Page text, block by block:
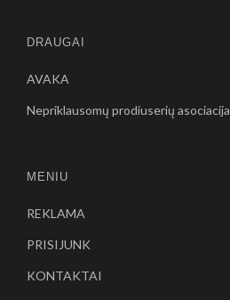
DRAUGAI
AVAKA
Nepriklausomų prodiuserių asociacija
MENIU
REKLAMA
PRISIJUNK
KONTAKTAI